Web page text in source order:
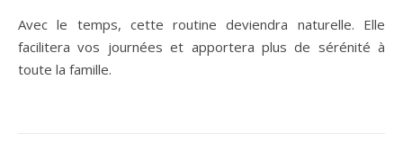
Avec le temps, cette routine deviendra naturelle. Elle
facilitera vos journées et apportera plus de sérénité à
toute la famille.